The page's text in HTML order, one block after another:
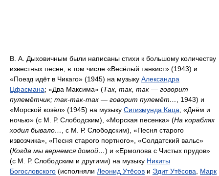
В. А. Дыховичным были написаны стихи к большому количеству
известных песен, в том числе «Весёлый танкист» (1943) и
«Поезд идёт в Чикаго» (1945) на музыку Александра
Цфасмана; «Два Максима» (Так, так, так — говорит
пулемётчик; так-так-так — говорит пулемёт…, 1943) и
«Морской козёл» (1945) на музыку Сигизмунда Каца; «Днём и
ночью» (с М. Р. Слободским), «Морская песенка» (На кораблях
ходил бывало…, с М. Р. Слободским), «Песня старого
извозчика», «Песня старого портного», «Солдатский вальс»
(Когда мы вернемся домой…) и «Ермолова с Чистых прудов»
(с М. Р. Слободским и другими) на музыку Никиты
Богословского (исполняли Леонид Утёсов и Эдит Утёсова, Марк